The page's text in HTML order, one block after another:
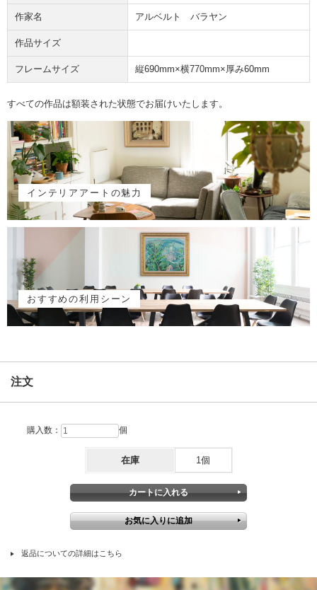
作家名 アルベルト バラヤン
作品サイズ
フレームサイズ 縦690mm×横770mm×厚み60mm
すべての作品は額装された状態でお届けいたします。
インテリアアートの魅力
おすすめの利用シーン
注文
購入数： 個
在庫 1個
返品についての詳細はこちら